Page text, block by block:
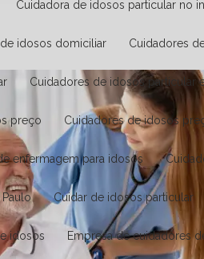
Cuidadora de idosos particular no
de idosos domiciliar Cuidadores
Cuidadores de idosos particular
preço Cuidadores de idosos
enfermagem para idosos
Cuidar de idosos particular
idosos Empresa de cuidadores